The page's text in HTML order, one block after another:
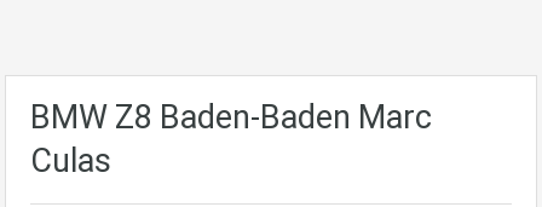
BMW Z8 Baden-Baden Marc
Culas